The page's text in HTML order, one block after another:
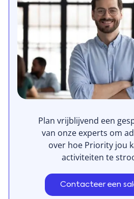
Plan vrijblijvend een
van onze experts om
over hoe Priority jou
activiteiten te
Contacteer een